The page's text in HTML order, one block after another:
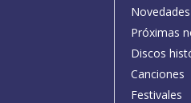
Novedades
Próximas
Discos
Canciones
Festivales